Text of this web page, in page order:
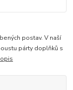
postav. V naší
párty doplňků s